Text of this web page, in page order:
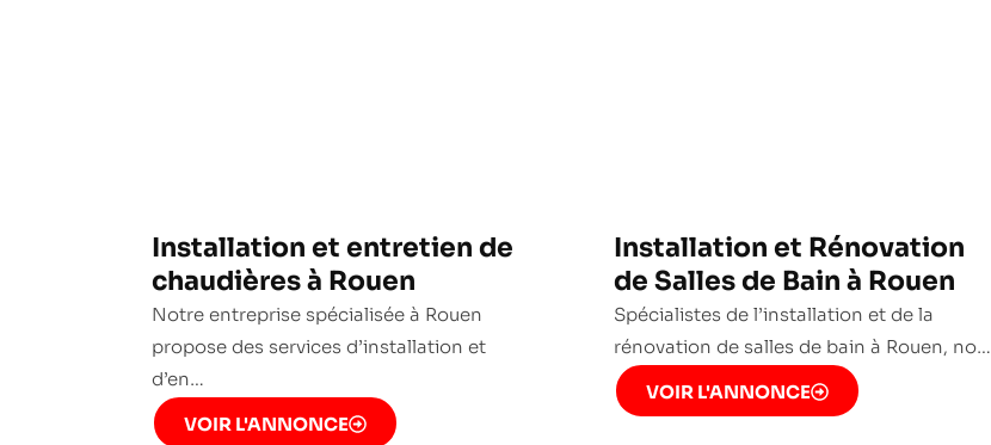
Installation et entretien de
chaudières à Rouen
Notre entreprise spécialisée à Rouen
propose des services d’installation et
d’en…
VOIR L'ANNONCE
Installation et Rénovation
de Salles de Bain à Rouen
Spécialistes de l’installation et de la
rénovation de salles de bain à Rouen, no…
VOIR L'ANNONCE